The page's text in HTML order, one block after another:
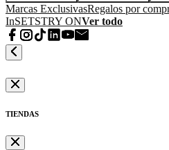
Marcas ExclusivasRegalos por
InSETSTRY ONVer todo
TIENDAS